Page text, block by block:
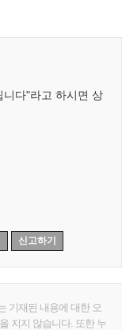
다"라고 하시면 상
신고하기
기재된 내용에 대한 오
지지 않습니다. 또한 누